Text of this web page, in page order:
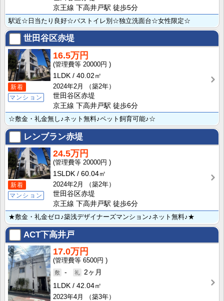
京王線 下高井戸駅 徒歩5分
駅近☆日当たり良好☆バストイレ別☆独立洗面台☆女性限定☆
世田谷区赤堤
新着
マンション
16.5万円
20000円
1LDK
40.02㎡
2024年2月
（築2年）
世田谷区赤堤
京王線 下高井戸駅 徒歩6分
☆敷金・礼金無し♪ネット無料♪ペット飼育可能♪☆
レンブラン赤堤
新着
マンション
24.5万円
20000円
1SLDK
60.04㎡
2024年2月
（築2年）
世田谷区赤堤
京王線 下高井戸駅 徒歩6分
★敷金・礼金ゼロ♪築浅デザイナーズマンション♪ネット無料♪★
ACT下高井戸
17.0万円
6500円
-
2ヶ月
1LDK
42.04㎡
2023年4月
（築3年）